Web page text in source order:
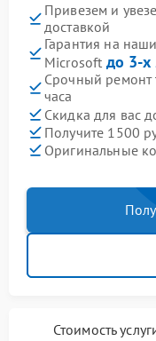
Привезем и
доставкой
Гарантия на
Microsoft до 3-х
Срочный ремонт
часа
Скидка для вас
Получите 1500
Оригинальные
Стоимость